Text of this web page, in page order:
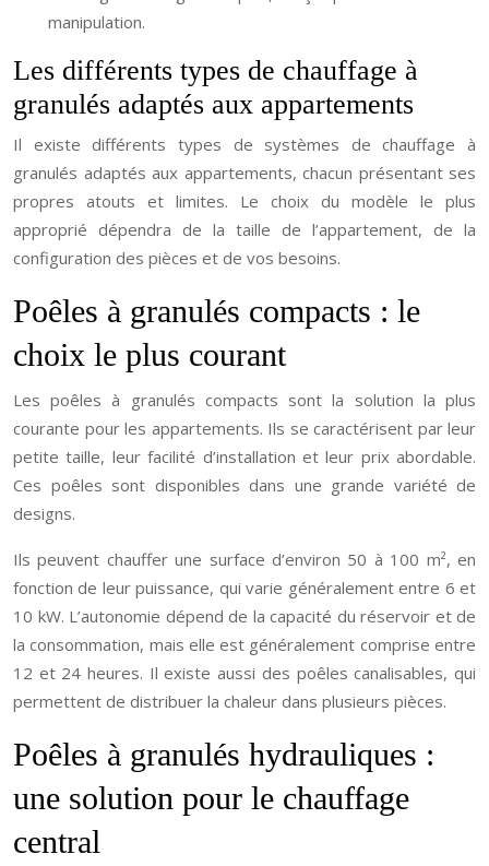
manipulation.
Les différents types de chauffage à
granulés adaptés aux appartements
Il existe différents types de systèmes de chauffage à
granulés adaptés aux appartements, chacun présentant ses
propres atouts et limites. Le choix du modèle le plus
approprié dépendra de la taille de l’appartement, de la
configuration des pièces et de vos besoins.
Poêles à granulés compacts : le
choix le plus courant
Les poêles à granulés compacts sont la solution la plus
courante pour les appartements. Ils se caractérisent par leur
petite taille, leur facilité d’installation et leur prix abordable.
Ces poêles sont disponibles dans une grande variété de
designs.
Ils peuvent chauffer une surface d’environ 50 à 100 m², en
fonction de leur puissance, qui varie généralement entre 6 et
10 kW. L’autonomie dépend de la capacité du réservoir et de
la consommation, mais elle est généralement comprise entre
12 et 24 heures. Il existe aussi des poêles canalisables, qui
permettent de distribuer la chaleur dans plusieurs pièces.
Poêles à granulés hydrauliques :
une solution pour le chauffage
central